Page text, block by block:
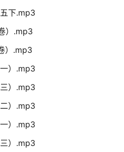
下.mp3
）.mp3
）.mp3
）.mp3
）.mp3
）.mp3
）.mp3
）.mp3